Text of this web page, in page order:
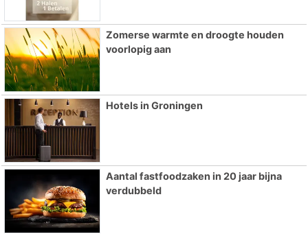
Zomerse warmte en droogte houden
voorlopig aan
Hotels in Groningen
Aantal fastfoodzaken in 20 jaar bijna
verdubbeld